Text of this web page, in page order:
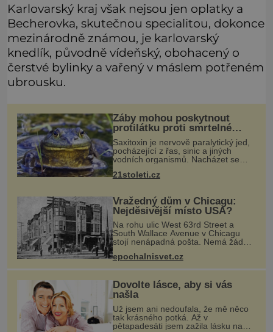
Karlovarský kraj však nejsou jen oplatky a
Becherovka, skutečnou specialitou, dokonce
mezinárodně známou, je karlovarský
knedlík, původně vídeňský, obohacený o
čerstvé bylinky a vařený v máslem potřeném
ubrousku.
Žáby mohou poskytnout
protilátku proti smrtelné
otravě měkkýši
Saxitoxin je nervově paralytický jed,
pocházející z řas, sinic a jiných
vodních organismů. Nacházet se
mlžích, jako jsou ústřice nebo slávky.
21stoleti.cz
Vražedný dům v Chicagu:
Nejděsivější místo USA?
Na rohu ulic West 63rd Street a
South Wallace Avenue v Chicagu
stojí nenápadná pošta. Nemá žádný
speciální nápis ani pamětní desku. A
přesto prý místní zaměstnanci neradi
chodí do sklepa. Právě tady t
epochalnisvet.cz
Dovolte lásce, aby si vás
našla
Už jsem ani nedoufala, že mě něco
tak krásného potká. Až v
pětapadesáti jsem zažila lásku na